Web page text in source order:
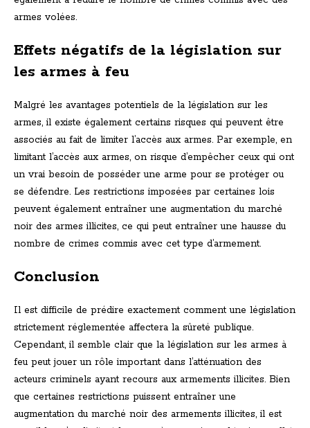
armes volées.
Effets négatifs de la législation sur
les armes à feu
Malgré les avantages potentiels de la législation sur les
armes, il existe également certains risques qui peuvent être
associés au fait de limiter l’accès aux armes. Par exemple, en
limitant l’accès aux armes, on risque d’empêcher ceux qui ont
un vrai besoin de posséder une arme pour se protéger ou
se défendre. Les restrictions imposées par certaines lois
peuvent également entraîner une augmentation du marché
noir des armes illicites, ce qui peut entraîner une hausse du
nombre de crimes commis avec cet type d’armement.
Conclusion
Il est difficile de prédire exactement comment une législation
strictement réglementée affectera la sûreté publique.
Cependant, il semble clair que la législation sur les armes à
feu peut jouer un rôle important dans l’atténuation des
acteurs criminels ayant recours aux armements illicites. Bien
que certaines restrictions puissent entraîner une
augmentation du marché noir des armements illicites, il est